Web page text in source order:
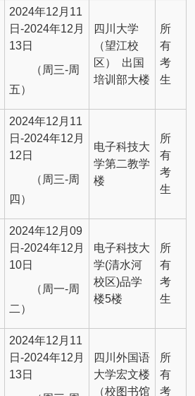
2024年12月11
日-2024年12月
13日
（周三-周
五）
四川大学
（望江校
区） 出国
培训部大楼
所
有
考
生
2024年12月11
日-2024年12月
12日
（周三-周
四）
电子科技大
学第二教学
楼
所
有
考
生
2024年12月09
日-2024年12月
10日
（周一-周
二）
电子科技大
学(清水河
校区)品学
楼5楼
所
有
考
生
2024年12月11
日-2024年12月
13日
四川外国语
大学宏文楼
（校图书馆
所
有
考